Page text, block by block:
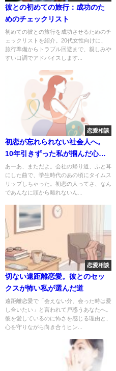
彼との初めての旅行：成功のた
めのチェックリスト
初めての彼との旅行を成功させるためのチ
ェックリストを紹介。20代女性向けに、
旅行準備からトラブル回避まで、親しみや
すい口調でアドバイスします...
恋愛相談
初恋が忘れられない社会人へ。
10年引きずった私が掴んだ心の
整理術
あーあ、まただよ。会社の帰り道、ふと耳
にした曲で、学生時代のあの頃にタイムス
リップしちゃった。初恋の人ってさ、なん
であんなに頭から離れないん...
恋愛相談
切ない遠距離恋愛。彼とのセッ
クスが怖い私が選んだ道
遠距離恋愛で「会えない分、会った時は愛
し合いたい」と言われて戸惑うあなたへ。
彼を愛しているのに怖さを感じる理由と、
心を守りながら向き合うヒン...